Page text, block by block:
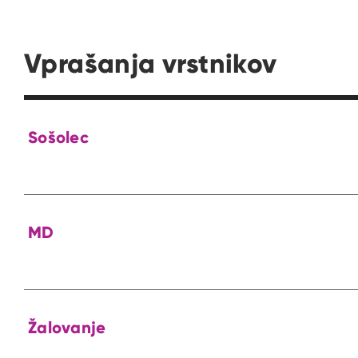
Vprašanja vrstnikov
Sošolec
MD
Žalovanje